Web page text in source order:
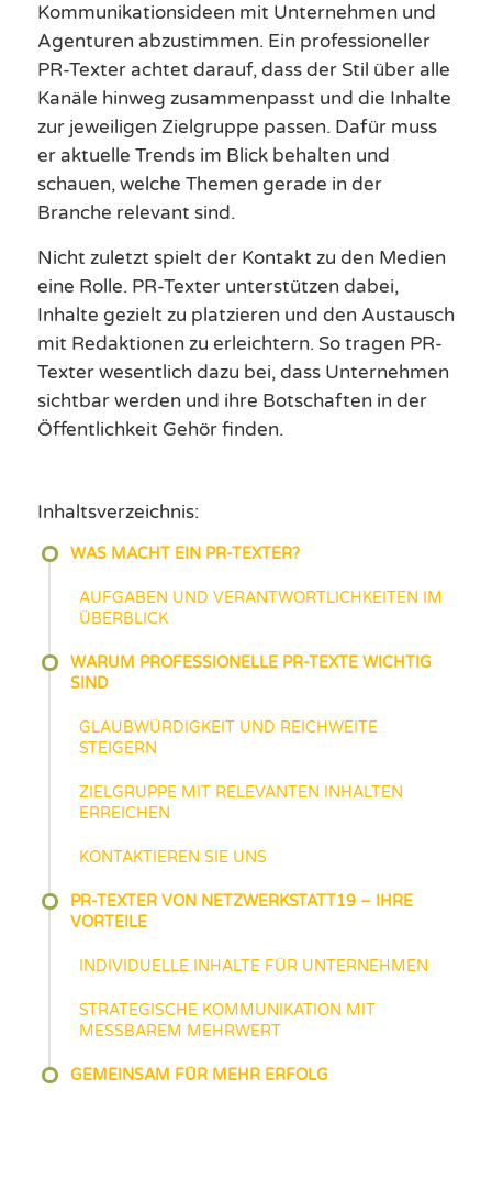
Kommunikationsideen mit Unternehmen und
Agenturen abzustimmen. Ein professioneller
PR-Texter achtet darauf, dass der Stil über alle
Kanäle hinweg zusammenpasst und die Inhalte
zur jeweiligen Zielgruppe passen. Dafür muss
er aktuelle Trends im Blick behalten und
schauen, welche Themen gerade in der
Branche relevant sind.
Nicht zuletzt spielt der Kontakt zu den Medien
eine Rolle. PR-Texter unterstützen dabei,
Inhalte gezielt zu platzieren und den Austausch
mit Redaktionen zu erleichtern. So tragen PR-
Texter wesentlich dazu bei, dass Unternehmen
sichtbar werden und ihre Botschaften in der
Öffentlichkeit Gehör finden.
Inhaltsverzeichnis:
WAS MACHT EIN PR-TEXTER?
AUFGABEN UND VERANTWORTLICHKEITEN IM
ÜBERBLICK
WARUM PROFESSIONELLE PR-TEXTE WICHTIG
SIND
GLAUBWÜRDIGKEIT UND REICHWEITE
STEIGERN
ZIELGRUPPE MIT RELEVANTEN INHALTEN
ERREICHEN
KONTAKTIEREN SIE UNS
PR-TEXTER VON NETZWERKSTATT19 – IHRE
VORTEILE
INDIVIDUELLE INHALTE FÜR UNTERNEHMEN
STRATEGISCHE KOMMUNIKATION MIT
MESSBAREM MEHRWERT
GEMEINSAM FÜR MEHR ERFOLG